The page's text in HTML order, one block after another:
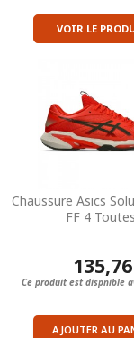
VOIR LE
Chaussure Asics
FF 4
Ce produit est dispnible
AJOUTER AU